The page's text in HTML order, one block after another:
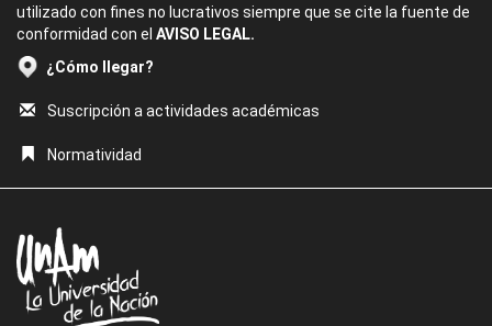
utilizado con fines no lucrativos siempre que se cite la fuente de
conformidad con el AVISO LEGAL.
¿Cómo llegar?
Suscripción a actividades académicas
Normatividad